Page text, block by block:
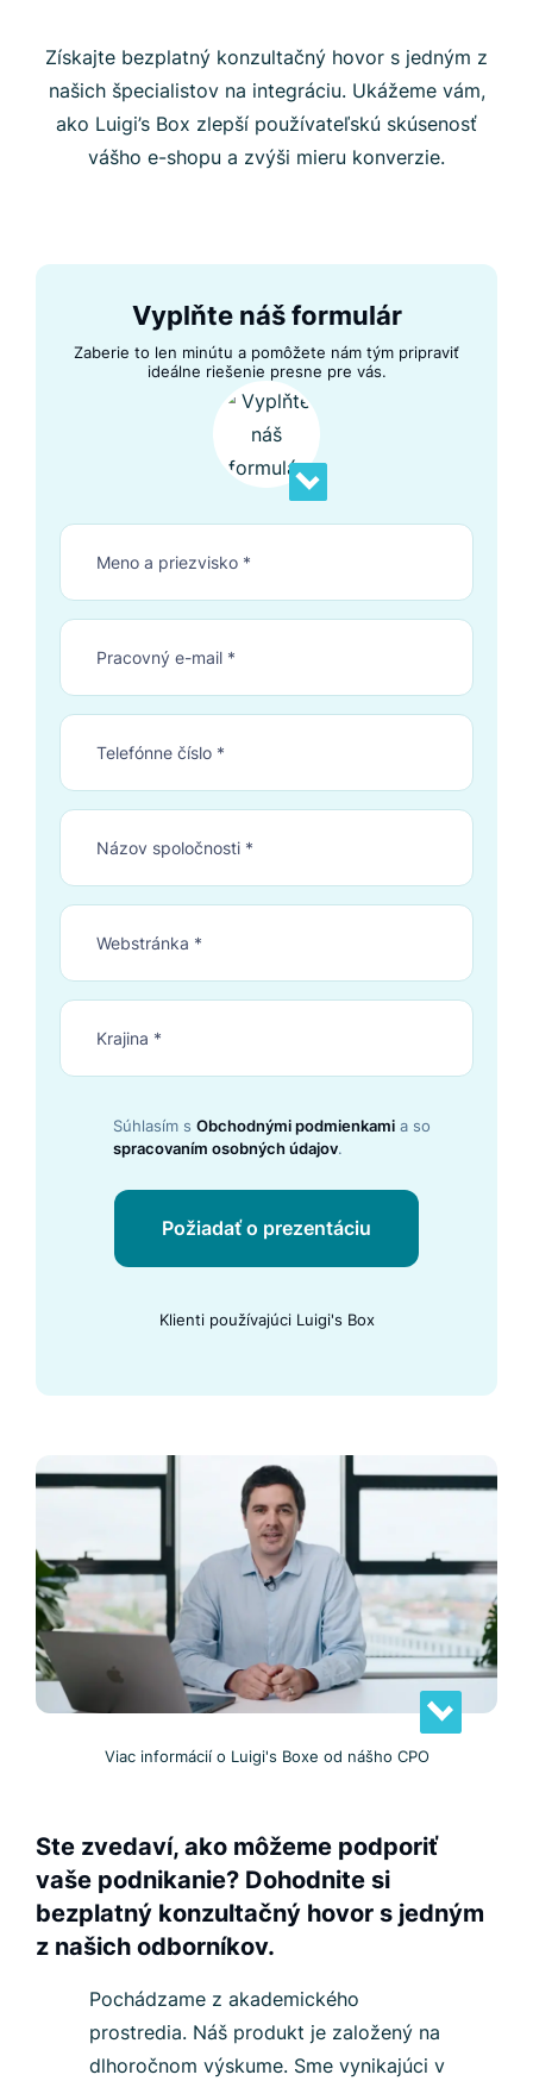
Získajte bezplatný konzultačný hovor s jedným z
našich špecialistov na integráciu. Ukážeme vám,
ako Luigi’s Box zlepší používateľskú skúsenosť
vášho e-shopu a zvýši mieru konverzie.
Vyplňte náš formulár
Zaberie to len minútu a pomôžete nám tým pripraviť
ideálne riešenie presne pre vás.
Súhlasím s Obchodnými podmienkami a so
spracovaním osobných údajov.
Požiadať o prezentáciu
Klienti používajúci Luigi's Box
Viac informácií o Luigi's Boxe od nášho CPO
Ste zvedaví, ako môžeme podporiť
vaše podnikanie? Dohodnite si
bezplatný konzultačný hovor s jedným
z našich odborníkov.
Pochádzame z akademického
prostredia. Náš produkt je založený na
dlhoročnom výskume. Sme vynikajúci v